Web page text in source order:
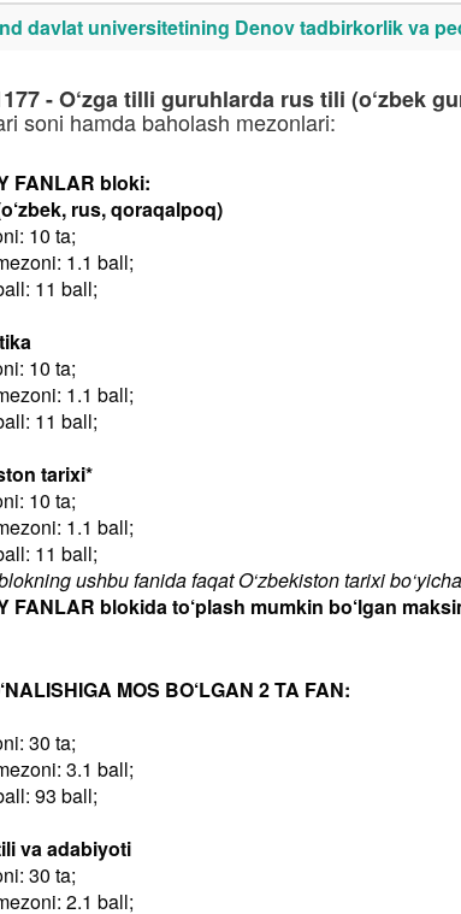
davlat universitetining Denov tadbirkorlik va
- O‘zga tilli guruhlarda rus tili (o‘zbek
soni hamda baholash mezonlari:
FANLAR bloki:
rus, qoraqalpoq)
10 ta;
1.1 ball;
11 ball;
10 ta;
1.1 ball;
11 ball;
tarixi*
10 ta;
1.1 ball;
11 ball;
ushbu fanida faqat O‘zbekiston tarixi
FANLAR blokida to‘plash mumkin bo‘lgan
MOS BO‘LGAN 2 TA FAN:
30 ta;
3.1 ball;
93 ball;
va adabiyoti
30 ta;
2.1 ball;